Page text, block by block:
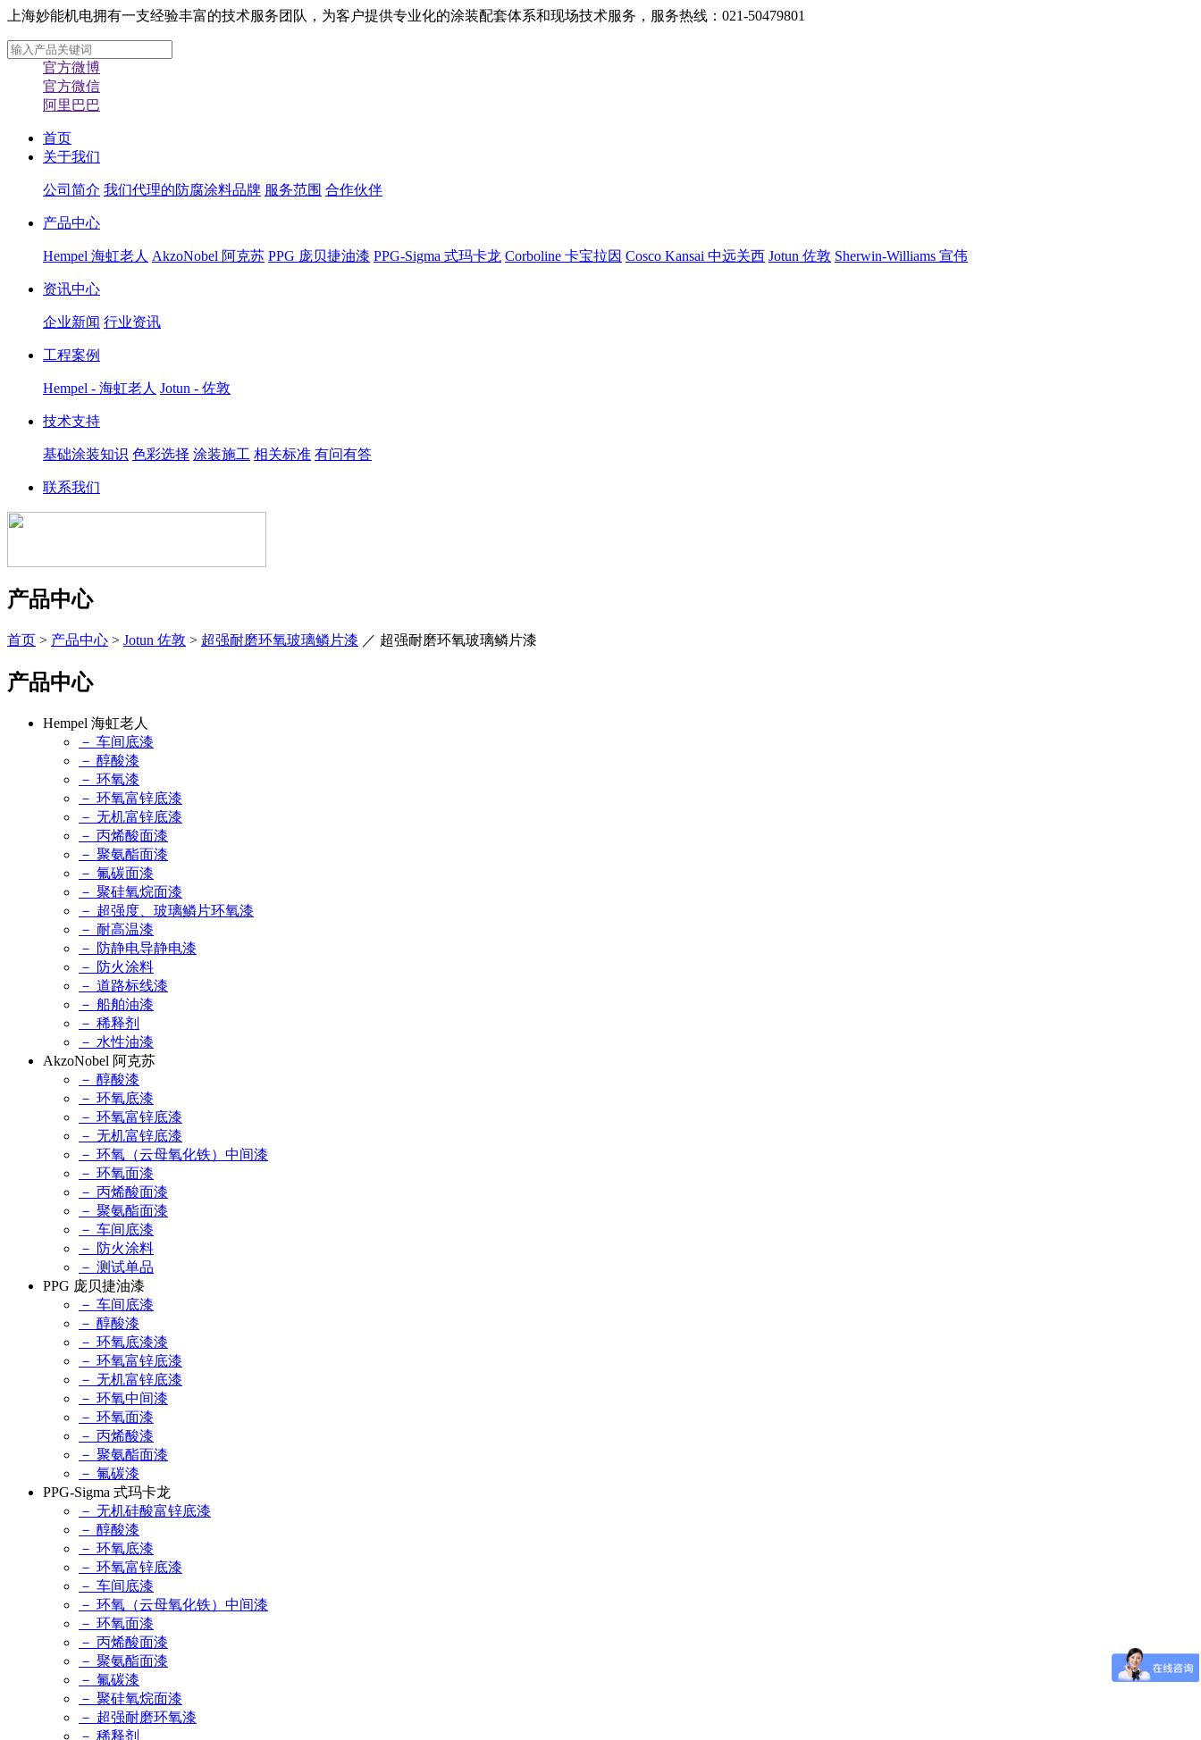
上海妙能机电拥有一支经验丰富的技术服务团队，为客户提供专业化的涂装配套体系和现场技术服务，服务热线：021-50479801
官方微博
官方微信
阿里巴巴
首页
关于我们
公司简介 我们代理的防腐涂料品牌 服务范围 合作伙伴
产品中心
Hempel 海虹老人 AkzoNobel 阿克苏 PPG 庞贝捷油漆 PPG-Sigma 式玛卡龙 Corboline 卡宝拉因 Cosco Kansai 中远关西 Jotun 佐敦 Sherwin-Williams 宣伟
资讯中心
企业新闻 行业资讯
工程案例
Hempel - 海虹老人 Jotun - 佐敦
技术支持
基础涂装知识 色彩选择 涂装施工 相关标准 有问有答
联系我们
产品中心
首页 > 产品中心 > Jotun 佐敦 > 超强耐磨环氧玻璃鳞片漆 ／ 超强耐磨环氧玻璃鳞片漆
产品中心
Hempel 海虹老人
－ 车间底漆
－ 醇酸漆
－ 环氧漆
－ 环氧富锌底漆
－ 无机富锌底漆
－ 丙烯酸面漆
－ 聚氨酯面漆
－ 氟碳面漆
－ 聚硅氧烷面漆
－ 超强度、玻璃鳞片环氧漆
－ 耐高温漆
－ 防静电导静电漆
－ 防火涂料
－ 道路标线漆
－ 船舶油漆
－ 稀释剂
－ 水性油漆
AkzoNobel 阿克苏
－ 醇酸漆
－ 环氧底漆
－ 环氧富锌底漆
－ 无机富锌底漆
－ 环氧（云母氧化铁）中间漆
－ 环氧面漆
－ 丙烯酸面漆
－ 聚氨酯面漆
－ 车间底漆
－ 防火涂料
－ 测试单品
PPG 庞贝捷油漆
－ 车间底漆
－ 醇酸漆
－ 环氧底漆漆
－ 环氧富锌底漆
－ 无机富锌底漆
－ 环氧中间漆
－ 环氧面漆
－ 丙烯酸漆
－ 聚氨酯面漆
－ 氟碳漆
PPG-Sigma 式玛卡龙
－ 无机硅酸富锌底漆
－ 醇酸漆
－ 环氧底漆
－ 环氧富锌底漆
－ 车间底漆
－ 环氧（云母氧化铁）中间漆
－ 环氧面漆
－ 丙烯酸面漆
－ 聚氨酯面漆
－ 氟碳漆
－ 聚硅氧烷面漆
－ 超强耐磨环氧漆
－ 稀释剂